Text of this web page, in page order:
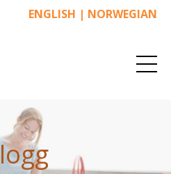
ENGLISH | NORWEGIAN